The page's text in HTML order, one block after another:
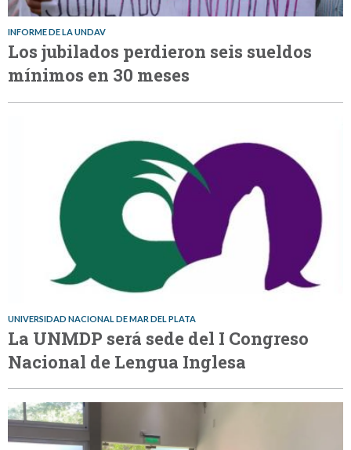
INFORME DE LA UNDAV
Los jubilados perdieron seis sueldos
mínimos en 30 meses
UNIVERSIDAD NACIONAL DE MAR DEL PLATA
La UNMDP será sede del I Congreso
Nacional de Lengua Inglesa